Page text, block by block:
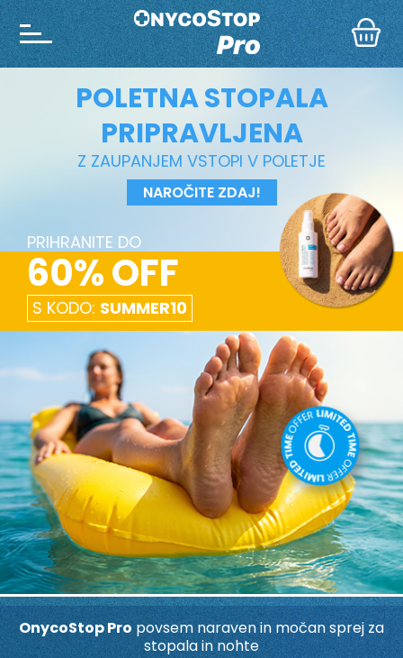
POLETNA STOPALA
PRIPRAVLJENA
Z ZAUPANJEM VSTOPI V POLETJE
NAROČITE ZDAJ!
PRIHRANITE DO
60% OFF
S KODO: SUMMER10
OnycoStop Pro povsem naraven in močan sprej za
stopala in nohte